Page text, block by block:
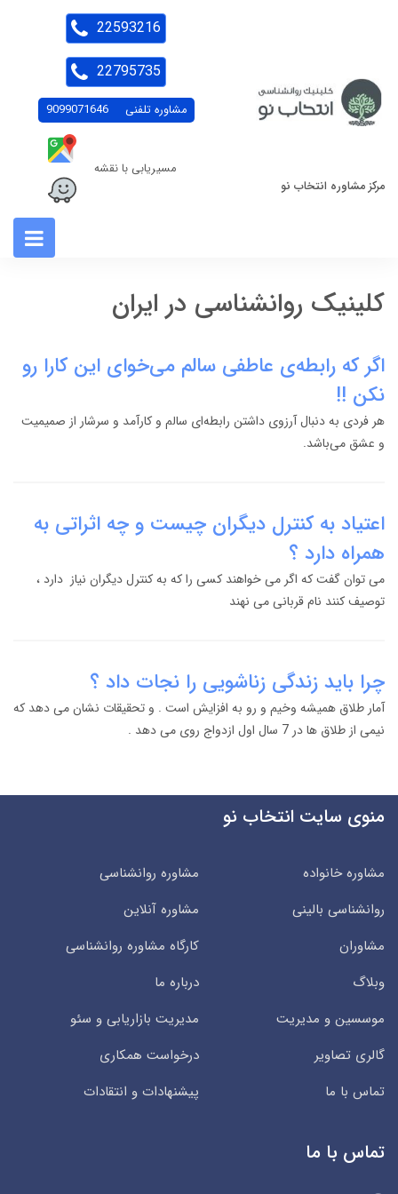
مرکز مشاوره انتخاب نو
مشاوره تلفنی 9099071646
مسیریابی با نقشه
22593216
22795735
کلینیک روانشناسی در ایران
اگر که رابطه‌ی عاطفی سالم می‌خوای این کارا رو
نکن !!
هر فردی به دنبال آرزو‌ی داشتن رابطه‌ای سالم و کارآمد و سرشار از صمیمیت
و عشق می‌باشد.
اعتیاد به کنترل دیگران چیست و چه اثراتی به
همراه دارد ؟
می توان گفت که اگر می خواهند کسی را که به کنترل دیگران نیاز دارد ،
توصیف کنند نام قربانی می نهند
چرا باید زندگی زناشویی را نجات داد ؟
آمار طلاق همیشه وخیم و رو به افزایش است . و تحقیقات نشان می دهد که
نیمی از طلاق ها در 7 سال اول ازدواج روی می دهد .
منوی سایت انتخاب نو
مشاوره خانواده
مشاوره روانشناسی
روانشناسی بالینی
مشاوره آنلاین
مشاوران
کارگاه مشاوره روانشناسی
وبلاگ
درباره ما
موسسین و مدیریت
مدیریت بازاریابی و سئو
گالری تصاویر
درخواست همکاری
تماس با ما
پیشنهادات و انتقادات
تماس با ما